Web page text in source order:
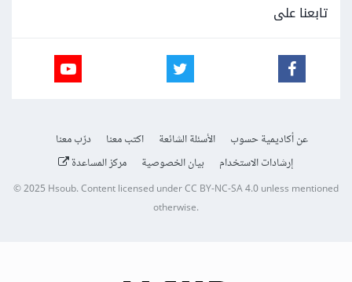
تابعنا على
عن أكاديمية حسوب الأسئلة الشائعة اكتب معنا
درّب معنا
إرشادات الاستخدام
بيان الخصوصية مركز المساعدة
© 2025Hsoub.Content licensed underCC BY-NC-SA 4.0unless mentioned
otherwise.